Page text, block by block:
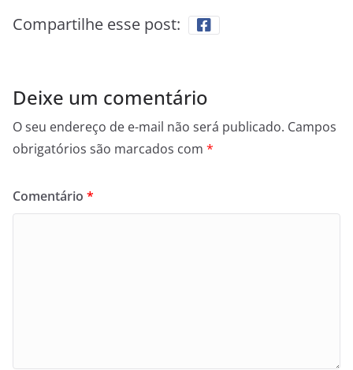
Compartilhe esse post:
Deixe um comentário
O seu endereço de e-mail não será publicado. Campos
obrigatórios são marcados com *
Comentário *